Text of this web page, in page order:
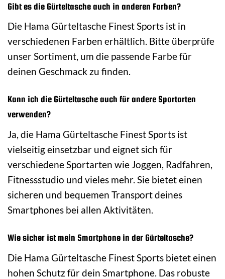
Gibt es die Gürteltasche auch in anderen Farben?
Die Hama Gürteltasche Finest Sports ist in
verschiedenen Farben erhältlich. Bitte überprüfe
unser Sortiment, um die passende Farbe für
deinen Geschmack zu finden.
Kann ich die Gürteltasche auch für andere Sportarten
verwenden?
Ja, die Hama Gürteltasche Finest Sports ist
vielseitig einsetzbar und eignet sich für
verschiedene Sportarten wie Joggen, Radfahren,
Fitnessstudio und vieles mehr. Sie bietet einen
sicheren und bequemen Transport deines
Smartphones bei allen Aktivitäten.
Wie sicher ist mein Smartphone in der Gürteltasche?
Die Hama Gürteltasche Finest Sports bietet einen
hohen Schutz für dein Smartphone. Das robuste